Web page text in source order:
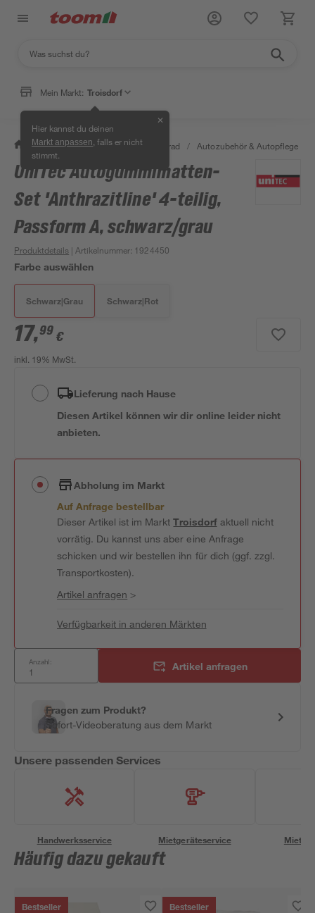
Mein Markt: Troisdorf
Hier kannst du deinen
Markt anpassen , falls er nicht
stimmt.
✕
/ Garten & Freizeit / Auto & Fahrrad / Autozubehör & Autopflege
UniTec Autogummimatten-
Set 'Anthrazitline' 4-teilig,
Passform A, schwarz/grau
Produktdetails | Artikelnummer: 1924450
Farbe auswählen
Schwarz|Grau Schwarz|Rot
17,99 €
inkl. 19% MwSt.
Lieferung nach Hause
Diesen Artikel können wir dir online leider nicht
anbieten.
Abholung im Markt
Auf Anfrage bestellbar
Dieser Artikel ist im MarktTroisdorfaktuell nicht
vorrätig. Du kannst uns aber eine Anfrage
schicken und wir bestellen ihn für dich (ggf. zzgl.
Transportkosten).
Artikel anfragen >
Verfügbarkeit in anderen Märkten
Anzahl: Artikel anfragen
Fragen zum Produkt?
Sofort-Videoberatung aus dem Markt
Unsere passenden Services
Handwerksservice Mietgeräteservice
Häufig dazu gekauft
Bestseller Bestseller